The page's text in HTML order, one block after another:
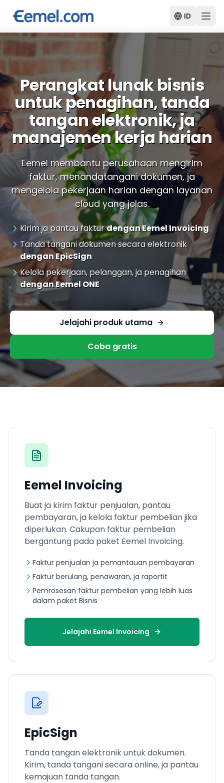
ID
Perangkat lunak bisnis
untuk penagihan, tanda
tangan elektronik, ja
manajemen kerja harian
Eemel membantu perusahaan mengirim
faktur, menandatangani dokumen, ja
mengelola pekerjaan harian dengan layanan
cloud yang jelas.
Kirim ja pantau fakturdengan Eemel Invoicing
Tanda tangani dokumen secara elektronik
dengan EpicSign
Kelola pekerjaan, pelanggan, ja penagihan
dengan Eemel ONE
Jelajahi produk utama
Coba gratis
Eemel Invoicing
Buat ja kirim faktur penjualan, pantau
pembayaran, ja kelola faktur pembelian jika
diperlukan. Cakupan faktur pembelian
bergantung pada paket Eemel Invoicing.
Faktur penjualan ja pemantauan pembayaran
Faktur berulang, penawaran, ja raportit
Pemrosesan faktur pembelian yang lebih luas
dalam paket Bisnis
Jelajahi Eemel Invoicing
EpicSign
Tanda tangan elektronik untuk dokumen.
Kirim, tanda tangani secara online, ja pantau
kemajuan tanda tangan.